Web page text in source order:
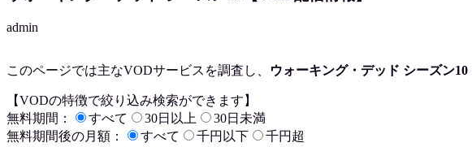
admin
このページでは主なVODサービスを調査し、 ウォーキング・デッド シーズン10
【VODの特徴で絞り込み検索ができます】
無料期間：
すべて 30日以上
30日未満
無料期間後の月額：
すべて 千円以下
千円超